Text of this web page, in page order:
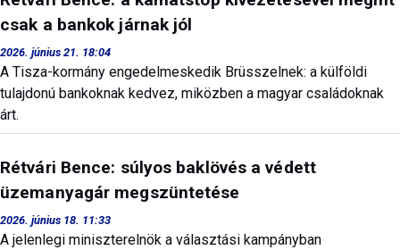
csak a bankok járnak jól
2026. június 21. 18:04
A Tisza-kormány engedelmeskedik Brüsszelnek: a külföldi
tulajdonú bankoknak kedvez, miközben a magyar családoknak
árt.
Rétvári Bence: súlyos baklövés a védett
üzemanyagár megszüntetése
2026. június 18. 11:33
A jelenlegi miniszterelnök a választási kampányban